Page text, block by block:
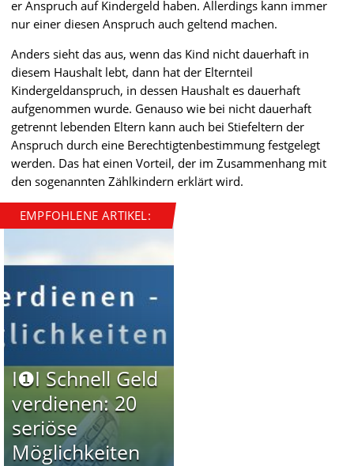
er Anspruch auf Kindergeld haben. Allerdings kann immer
nur einer diesen Anspruch auch geltend machen.
Anders sieht das aus, wenn das Kind nicht dauerhaft in
diesem Haushalt lebt, dann hat der Elternteil
Kindergeldanspruch, in dessen Haushalt es dauerhaft
aufgenommen wurde. Genauso wie bei nicht dauerhaft
getrennt lebenden Eltern kann auch bei Stiefeltern der
Anspruch durch eine Berechtigtenbestimmung festgelegt
werden. Das hat einen Vorteil, der im Zusammenhang mit
den sogenannten Zählkindern erklärt wird.
EMPFOHLENE ARTIKEL:
I❶I Schnell Geld
verdienen: 20
seriöse
Möglichkeiten